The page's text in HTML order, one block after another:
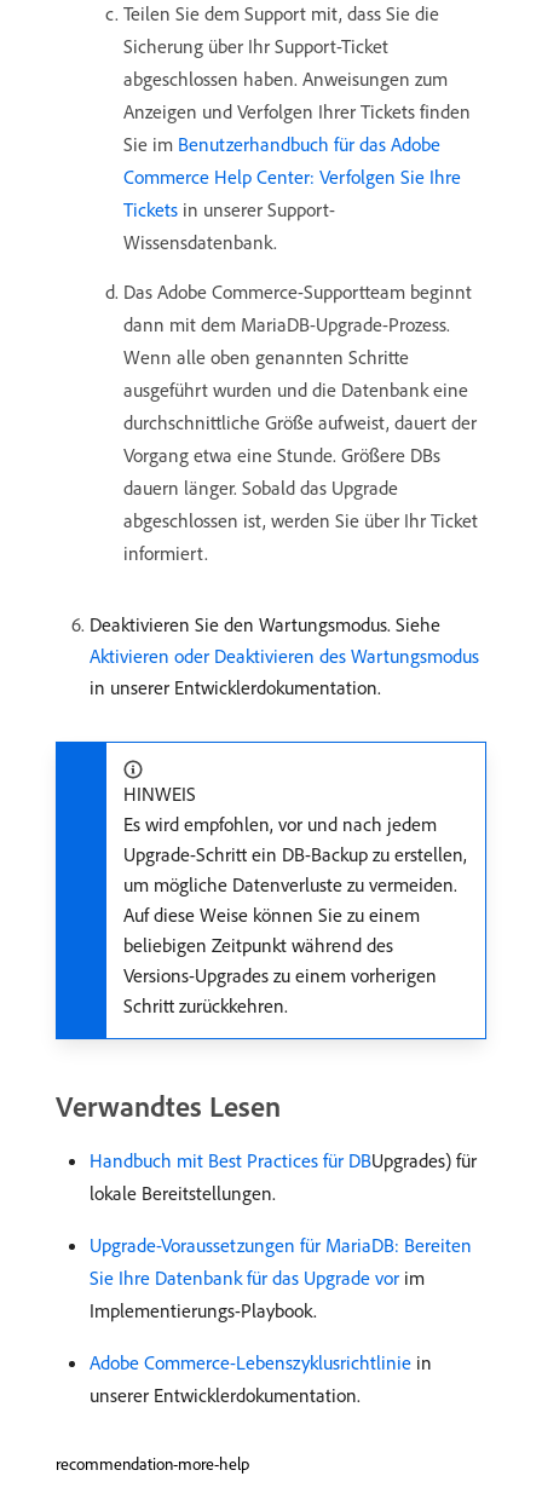
Teilen Sie dem Support mit, dass Sie die
Sicherung über Ihr Support-Ticket
abgeschlossen haben. Anweisungen zum
Anzeigen und Verfolgen Ihrer Tickets finden
Sie im Benutzerhandbuch für das Adobe
Commerce Help Center: Verfolgen Sie Ihre
Tickets in unserer Support-
Wissensdatenbank.
Das Adobe Commerce-Supportteam beginnt
dann mit dem MariaDB-Upgrade-Prozess.
Wenn alle oben genannten Schritte
ausgeführt wurden und die Datenbank eine
durchschnittliche Größe aufweist, dauert der
Vorgang etwa eine Stunde. Größere DBs
dauern länger. Sobald das Upgrade
abgeschlossen ist, werden Sie über Ihr Ticket
informiert.
Deaktivieren Sie den Wartungsmodus. Siehe
Aktivieren oder Deaktivieren des Wartungsmodus
in unserer Entwicklerdokumentation.
HINWEIS
Es wird empfohlen, vor und nach jedem
Upgrade-Schritt ein DB-Backup zu erstellen,
um mögliche Datenverluste zu vermeiden.
Auf diese Weise können Sie zu einem
beliebigen Zeitpunkt während des
Versions-Upgrades zu einem vorherigen
Schritt zurückkehren.
Verwandtes Lesen
Handbuch mit Best Practices für DBUpgrades) für
lokale Bereitstellungen.
Upgrade-Voraussetzungen für MariaDB: Bereiten
Sie Ihre Datenbank für das Upgrade vor im
Implementierungs-Playbook.
Adobe Commerce-Lebenszyklusrichtlinie in
unserer Entwicklerdokumentation.
recommendation-more-help